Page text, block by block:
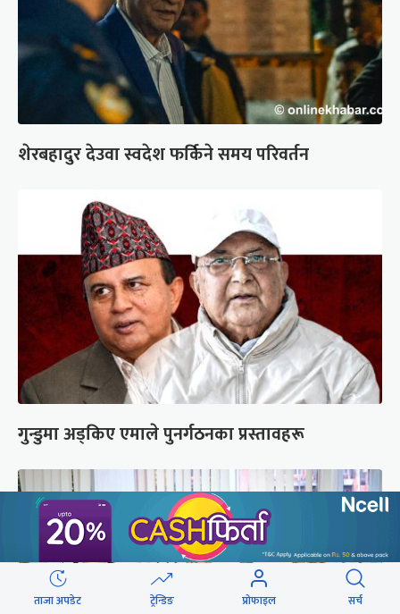
शेरबहादुर देउवा स्वदेश फर्किने समय परिवर्तन
गुन्डुमा अड्किए एमाले पुनर्गठनका प्रस्तावहरू
ताजा अपडेट ट्रेन्डिङ प्रोफाइल सर्च